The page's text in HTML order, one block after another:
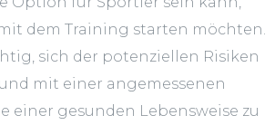
dem Training starten möchten.
sich der potenziellen Risiken
mit einer angemessenen
einer gesunden Lebensweise zu